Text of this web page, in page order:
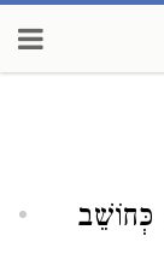
כְּחוֹשֵׁב